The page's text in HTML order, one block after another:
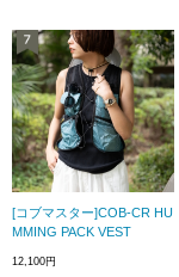
[コブマスター]COB-CR HU
MMING PACK VEST
12,100円